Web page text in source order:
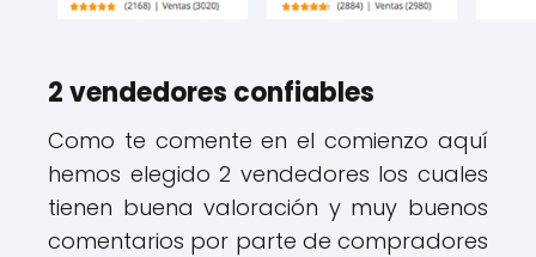
2 vendedores confiables
Como te comente en el comienzo aquí
hemos elegido 2 vendedores los cuales
tienen buena valoración y muy buenos
comentarios por parte de compradores